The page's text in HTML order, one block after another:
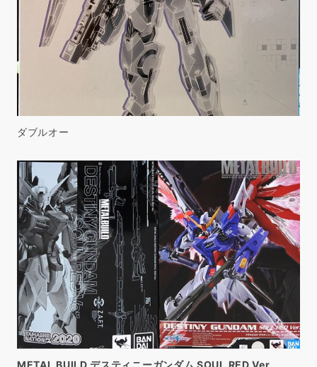
ダブルオー